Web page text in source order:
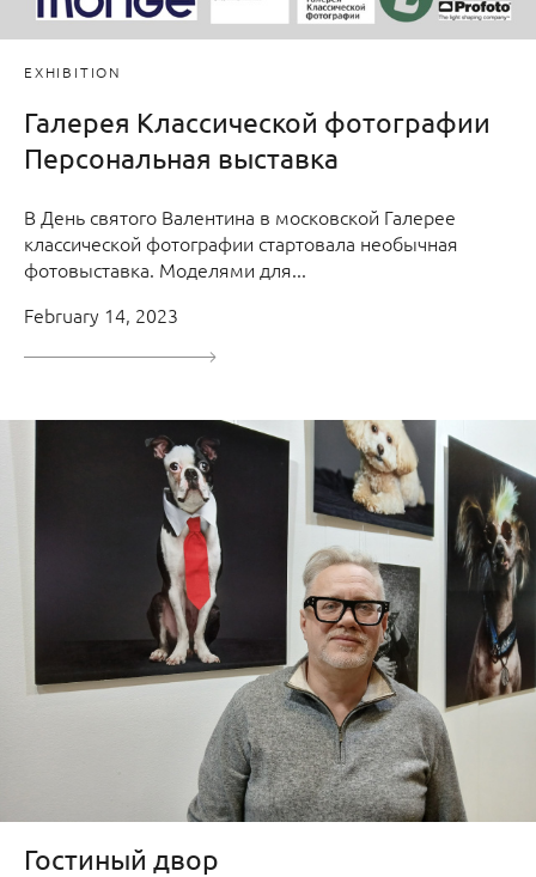
EXHIBITION
Галерея Классической фотографии
Персональная выставка
В День святого Валентина в московской Галерее
классической фотографии стартовала необычная
фотовыставка. Моделями для...
February 14, 2023
Гостиный двор